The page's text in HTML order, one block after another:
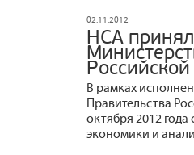
02.11.2012
НСА
В рамках
Правительства
октября 2012
экономики и